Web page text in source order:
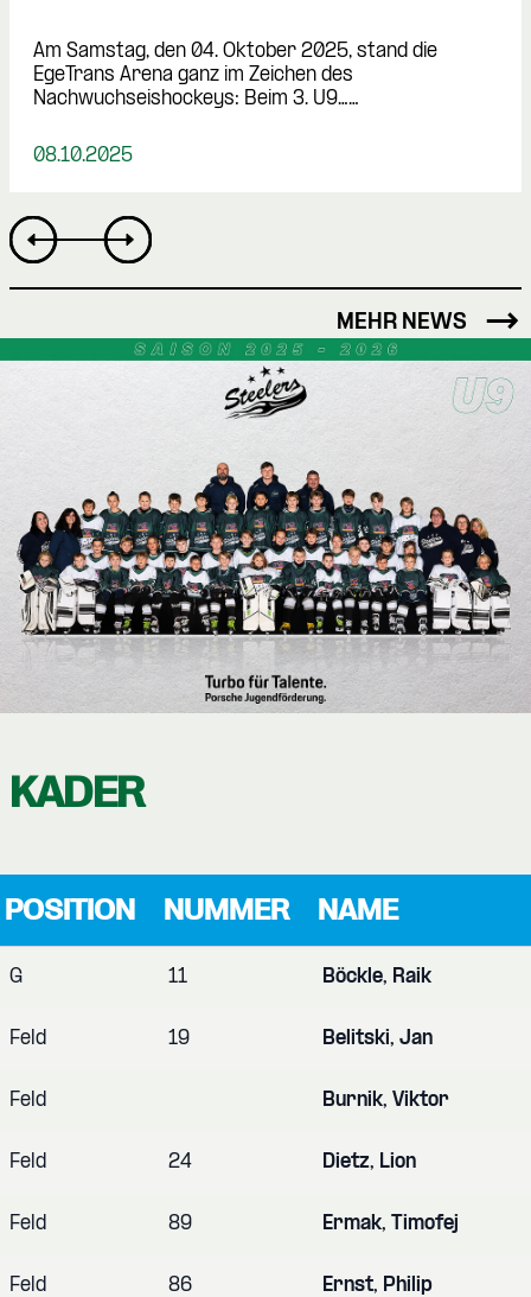
Am Samstag, den 04. Oktober 2025, stand die
EgeTrans Arena ganz im Zeichen des
Nachwuchseishockeys: Beim 3. U9……
08.10.2025
MEHR NEWS
KADER
POSITION NUMMER NAME
G 11 Böckle, Raik
Feld 19 Belitski, Jan
Feld Burnik, Viktor
Feld 24 Dietz, Lion
Feld 89 Ermak, Timofej
Feld 86 Ernst, Philip